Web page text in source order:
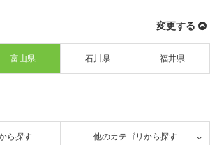
変更する
富山県 石川県 福井県
ら探す 他のカテゴリから探す